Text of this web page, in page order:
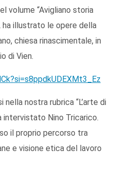
volume “Avigliano storia
illustrato le opere della
chiesa rinascimentale, in
di Vien.
nostra rubrica “L’arte di
intervistato Nino Tricarico.
il proprio percorso tra
e visione etica del lavoro